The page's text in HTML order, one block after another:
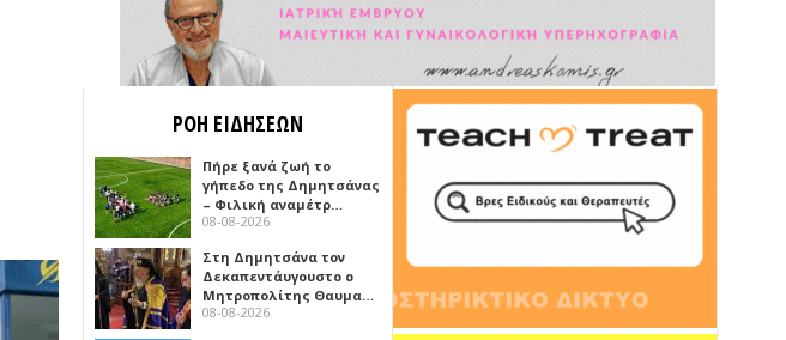
ΡΟΗ ΕΙΔΗΣΕΩΝ
Πήρε ξανά ζωή το
γήπεδο της Δημητσάνας
– Φιλική αναμέτρ…
08-08-2026
Στη Δημητσάνα τον
Δεκαπεντάυγουστο ο
Μητροπολίτης Θαυμα…
08-08-2026